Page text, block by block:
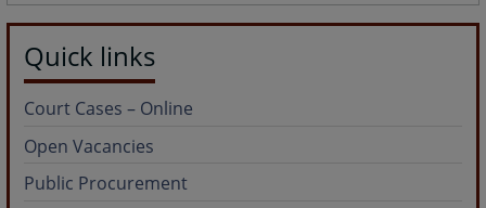
Quick links
Court Cases – Online
Open Vacancies
Public Procurement